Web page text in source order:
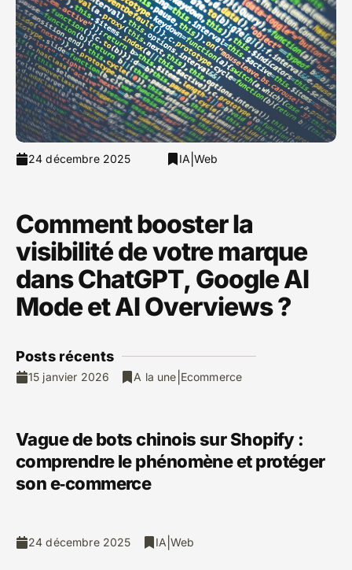
24 décembre 2025 IA|Web
Comment booster la
visibilité de votre marque
dans ChatGPT, Google AI
Mode et AI Overviews ?
Posts récents
15 janvier 2026 A la une Ecommerce
Vague de bots chinois sur Shopify :
comprendre le phénomène et protéger
son e‑commerce
24 décembre 2025 IA |Web